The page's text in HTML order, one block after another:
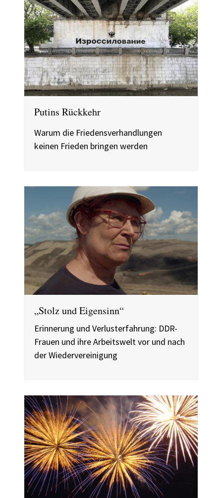
Putins Rückkehr
Warum die Friedensverhandlungen
keinen Frieden bringen werden
„Stolz und Eigensinn“
Erinnerung und Verlusterfahrung: DDR-
Frauen und ihre Arbeitswelt vor und nach
der Wiedervereinigung